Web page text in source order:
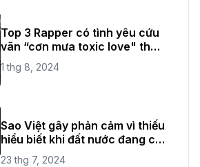
Top 3 Rapper có tình yêu cứu
vãn “cơn mưa toxic love" thời
gian vừa qua
1 thg 8, 2024
Sao Việt gây phản cảm vì thiếu
hiểu biết khi đất nước đang có
quốc tang
23 thg 7, 2024